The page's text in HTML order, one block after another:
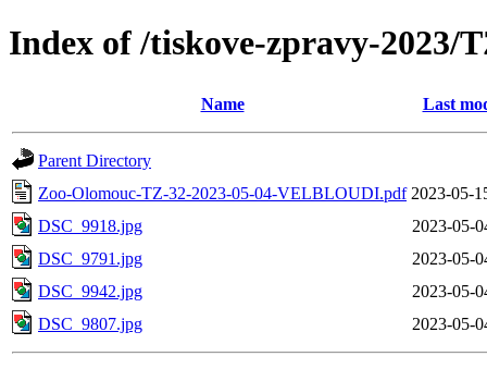
Index of /tiskove-zpravy-2023/
Name Last
Parent Directory
Zoo-Olomouc-TZ-32-2023-05-04-VELBLOUDI.pdf 2023-05-
DSC_9918.jpg
2023-05-
DSC_9791.jpg
2023-05-
DSC_9942.jpg
2023-05-
DSC_9807.jpg
2023-05-